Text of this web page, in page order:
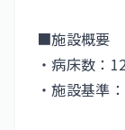
■施設概要
・病床数：
・施設基準